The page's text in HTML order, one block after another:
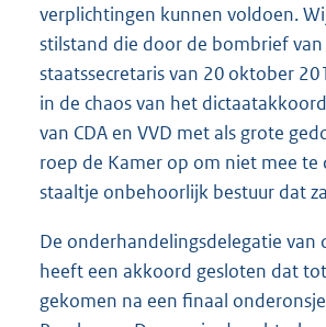
verplichtingen kunnen voldoen.
stilstand die door de bombrief van
staatssecretaris van 20 oktober
in de chaos van het
van CDA en VVD met als grote
roep de Kamer op om niet mee te
staaltje onbehoorlijk bestuur dat
De onderhandelingsdelegatie van
heeft een akkoord gesloten dat
gekomen na een finaal